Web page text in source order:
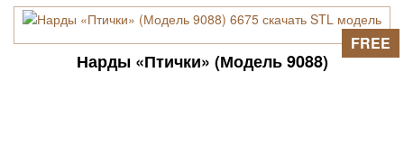
Нарды «Птички» (Модель 9088)
FREE